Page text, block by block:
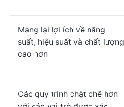
Mang lại lợi ích về năng
suất, hiệu suất và chất lượng
cao hơn
Các quy trình chặt chẽ hơn